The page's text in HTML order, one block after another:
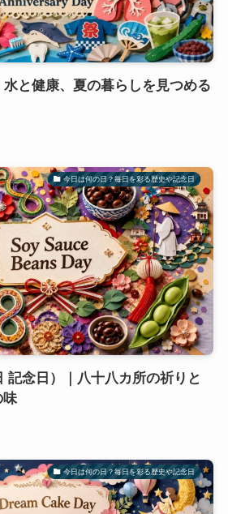
と健康、夏の暮らしを見つめる
今日は何の日？毎日を彩る歴史や記念日
記念日）｜八十八カ所の祈りと
味
今日は何の日？毎日を彩る歴史や記念日